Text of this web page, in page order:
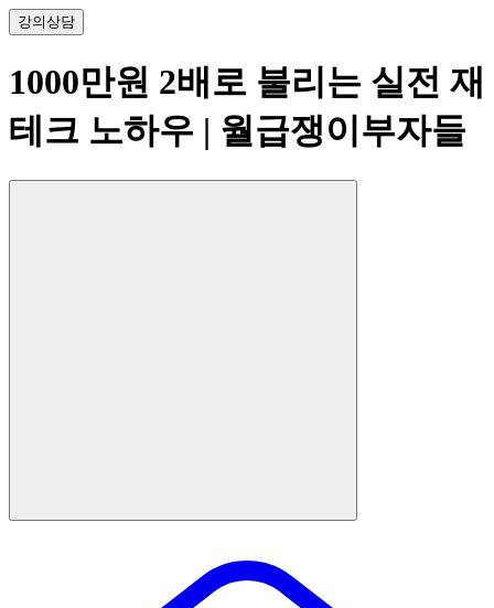
강의상담
1000만원 2배로 불리는 실전 재
테크 노하우 | 월급쟁이부자들